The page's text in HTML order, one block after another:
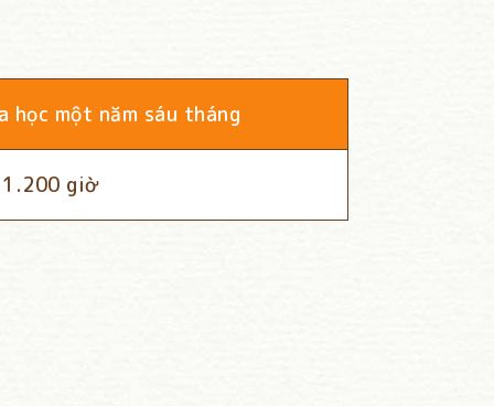
học một năm sáu tháng
1.200 giờ